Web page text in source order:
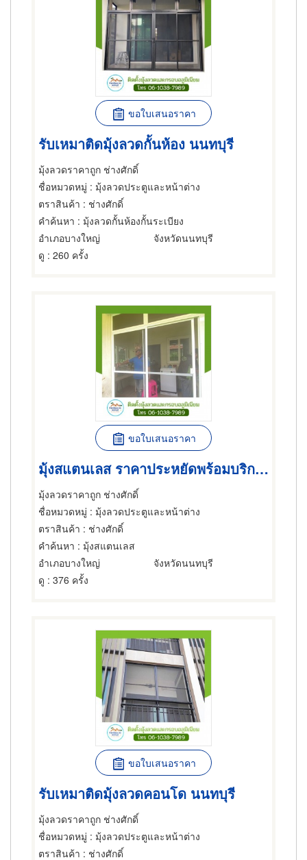
ขอใบเสนอราคา
รับเหมาติดมุ้งลวดกั้นห้อง นนทบุรี
มุ้งลวดราคาถูก ช่างศักดิ์
ชื่อหมวดหมู่ : มุ้งลวดประตูและหน้าต่าง
ตราสินค้า : ช่างศักดิ์
คำค้นหา : มุ้งลวดกั้นห้องกั้นระเบียง
อำเภอบางใหญ่
จังหวัดนนทบุรี
ดู : 260 ครั้ง
ขอใบเสนอราคา
มุ้งสแตนเลส ราคาประหยัดพร้อมบริการติดตั้ง
มุ้งลวดราคาถูก ช่างศักดิ์
ชื่อหมวดหมู่ : มุ้งลวดประตูและหน้าต่าง
ตราสินค้า : ช่างศักดิ์
คำค้นหา : มุ้งสแตนเลส
อำเภอบางใหญ่
จังหวัดนนทบุรี
ดู : 376 ครั้ง
ขอใบเสนอราคา
รับเหมาติดมุ้งลวดคอนโด นนทบุรี
มุ้งลวดราคาถูก ช่างศักดิ์
ชื่อหมวดหมู่ : มุ้งลวดประตูและหน้าต่าง
ตราสินค้า : ช่างศักดิ์